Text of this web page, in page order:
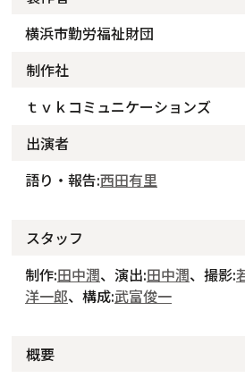
横浜市勤労福祉財団
制作社
ｔｖｋコミュニケーションズ
出演者
語り・報告:西田有里
スタッフ
制作:田中潤、演出:田中潤、撮影:
洋一郎、構成:武富俊一
概要